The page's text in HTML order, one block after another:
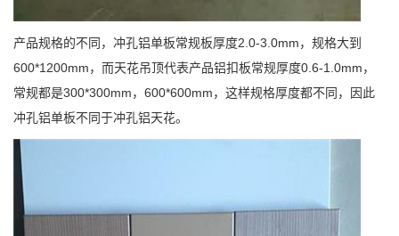
产品规格的不同，冲孔铝单板常规板厚度2.0-3.0mm，规格大到
600*1200mm，而天花吊顶代表产品铝扣板常规厚度0.6-1.0mm，
常规都是300*300mm，600*600mm，这样规格厚度都不同，因此
冲孔铝单板不同于冲孔铝天花。